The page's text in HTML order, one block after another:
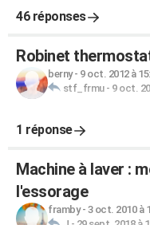
46 réponses
Robinet
berny- 9 oct. 2012 à
stf_frmu- 9 oct.
1 réponse
Machine à laver :
l'essorage
framby- 3 oct. 2010 à